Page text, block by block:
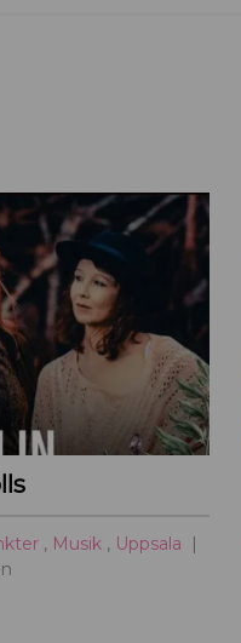
, Musik , Uppsala